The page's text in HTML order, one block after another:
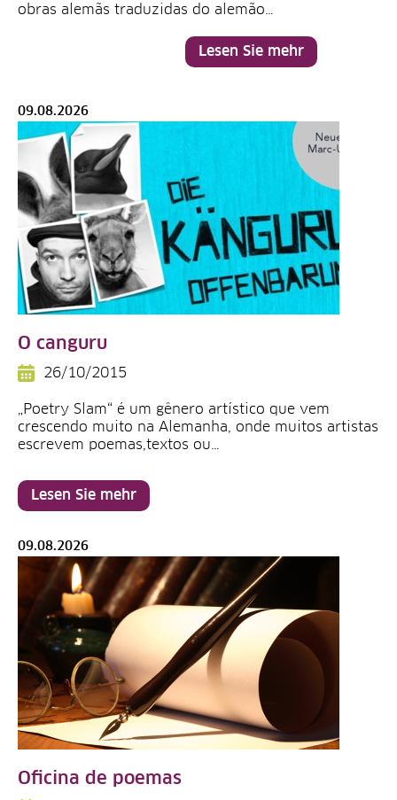
obras alemãs traduzidas do alemão…
Lesen Sie mehr
09.08.2026
O canguru
26/10/2015
„Poetry Slam“ é um gênero artístico que vem
crescendo muito na Alemanha, onde muitos artistas
escrevem poemas,textos ou…
Lesen Sie mehr
09.08.2026
Oficina de poemas